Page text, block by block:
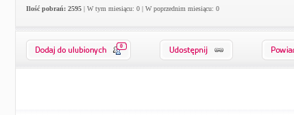
Ilość pobrań: 2595| W tym miesiącu: 0 | W poprzednim miesiącu: 0
0